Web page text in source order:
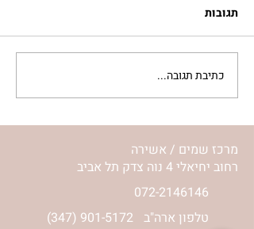
רגעים מיוחדים מהנסיעה
לאומן עם רוני ונורית אילון
הירש | פורים קטן תשע”ד
2014
תגובות
כתיבת תגובה...
מרכז שמים / אשירה
רחוב יחיאלי 4 נוה צדק תל אביב
072-2146146
(347) 901-5172 טלפון ארה"ב